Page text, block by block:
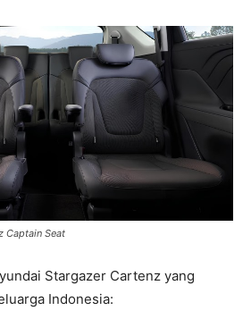
Captain Seat
Stargazer Cartenz yang
Indonesia: